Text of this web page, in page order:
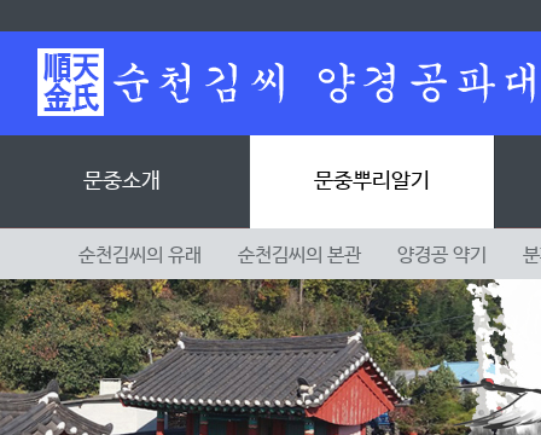
문중소개 문중뿌리알기
순천김씨의 유래 순천김씨의 본관 양경공 약기